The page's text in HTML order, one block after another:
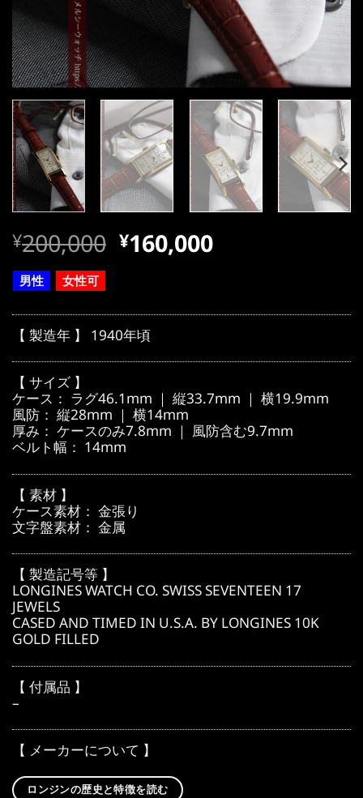
元
の
価
格
は
¥200,000
で
し
た。
¥200,000 現
価
格
は
で
す。
¥160,000
男性 女性可
【 製造年 】 1940年頃
【 サイズ 】
ケース： ラグ46.1mm ｜ 縦33.7mm ｜ 横19.9mm
風防： 縦28mm ｜ 横14mm
厚み： ケースのみ7.8mm ｜ 風防含む9.7mm
ベルト幅： 14mm
【 素材 】
ケース素材： 金張り
文字盤素材： 金属
【 製造記号等 】
LONGINES WATCH CO. SWISS SEVENTEEN 17
JEWELS
CASED AND TIMED IN U.S.A. BY LONGINES 10K
GOLD FILLED
【 付属品 】
–
【 メーカーについて 】
ロンジンの歴史と特徴を読む